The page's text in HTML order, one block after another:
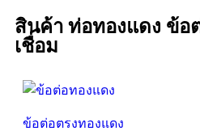
สินค้า ท่อทองแดง ข้อ
เชื่อม
ข้อต่อตรงทองแดง